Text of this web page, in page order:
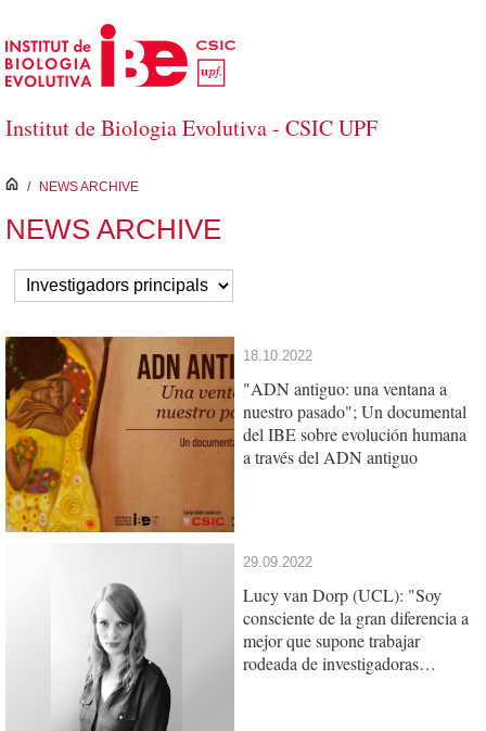
Saltar al contenido principal
Institut de Biologia Evolutiva - CSIC UPF
inici
/ NEWS ARCHIVE
NEWS ARCHIVE
18.10.2022
"ADN antiguo: una ventana a
nuestro pasado"; Un documental
del IBE sobre evolución humana
a través del ADN antiguo
29.09.2022
Lucy van Dorp (UCL): "Soy
consciente de la gran diferencia a
mejor que supone trabajar
rodeada de investigadoras